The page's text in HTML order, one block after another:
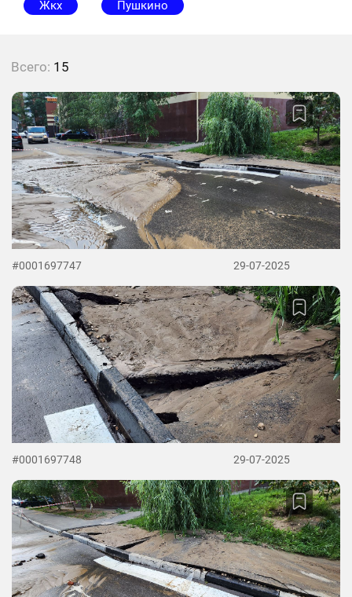
Жкх
Пушкино
Всего: 15
#0001697747 29-07-2025
#0001697748 29-07-2025